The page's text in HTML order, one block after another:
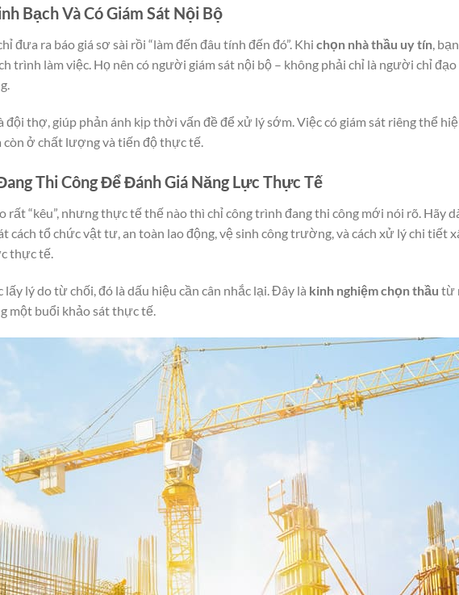
Bạch Và Có Giám Sát Nội Bộ
đưa ra báo giá sơ sài rồi “làm đến đâu tính đến đó”. Khi chọn nhà thầu uy tín,
trình làm việc. Họ nên có người giám sát nội bộ – không phải chỉ là người chỉ
đội thợ, giúp phản ánh kịp thời vấn đề để xử lý sớm. Việc có giám sát riêng thể
còn ở chất lượng và tiến độ thực tế.
Thi Công Để Đánh Giá Năng Lực Thực Tế
rất “kêu”, nhưng thực tế thế nào thì chỉ công trình đang thi công mới nói rõ. Hãy
cách tổ chức vật tư, an toàn lao động, vệ sinh công trường, và cách xử lý chi tiết
thực tế.
lý do từ chối, đó là dấu hiệu cần cân nhắc lại. Đây là kinh nghiệm chọn thầu từ
một buổi khảo sát thực tế.